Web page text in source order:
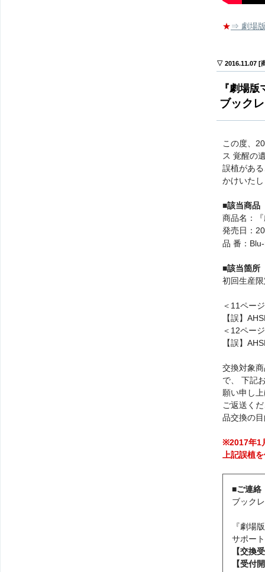
★⇒ 劇場
▽ 2016.11.07 [
『劇場
ブック
この度、
ス 覚醒の
誤植があ
かけいた
■該当商品
商品名：
発売日：
品 番：
■該当箇所
初回生産
＜11ペー
【誤】
＜12ペー
【誤】
交換対象
で、 下記
願い申し
ご返送く
品交換の
※​​2017年1
上記誤植​
■ご連絡
ブック
『劇場
サポー
【交換
【受付